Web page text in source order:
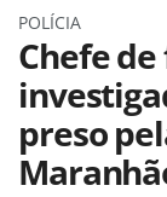
POLÍCIA
Chefe
preso